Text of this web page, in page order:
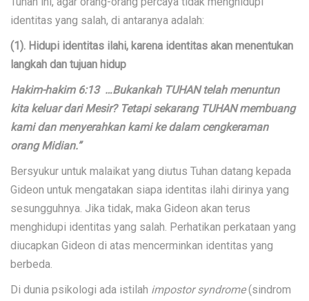
identitas yang salah, di antaranya adalah:
(1). Hidupi identitas ilahi, karena identitas akan menentukan
langkah dan tujuan hidup
Hakim-hakim 6:13 …Bukankah TUHAN telah menuntun
kita keluar dari Mesir? Tetapi sekarang TUHAN membuang
kami dan menyerahkan kami ke dalam cengkeraman
orang Midian.”
Bersyukur untuk malaikat yang diutus Tuhan datang kepada
Gideon untuk mengatakan siapa identitas ilahi dirinya yang
sesungguhnya. Jika tidak, maka Gideon akan terus
menghidupi identitas yang salah. Perhatikan perkataan yang
diucapkan Gideon di atas mencerminkan identitas yang
berbeda.
Di dunia psikologi ada istilah impostor syndrome(sindrom